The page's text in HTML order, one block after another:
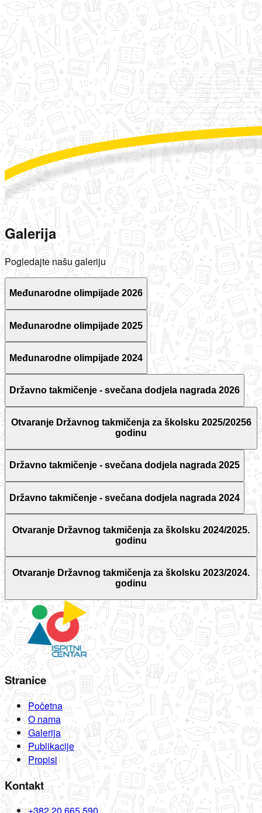
Galerija
Pogledajte našu galeriju
Međunarodne olimpijade 2026
Međunarodne olimpijade 2025
Međunarodne olimpijade 2024
Državno takmičenje - svečana dodjela nagrada 2026
Otvaranje Državnog takmičenja za školsku 2025/20256
godinu
Državno takmičenje - svečana dodjela nagrada 2025
Državno takmičenje - svečana dodjela nagrada 2024
Otvaranje Državnog takmičenja za školsku 2024/2025.
godinu
Otvaranje Državnog takmičenja za školsku 2023/2024.
godinu
Stranice
Početna
O nama
Galerija
Publikacije
Propisi
Kontakt